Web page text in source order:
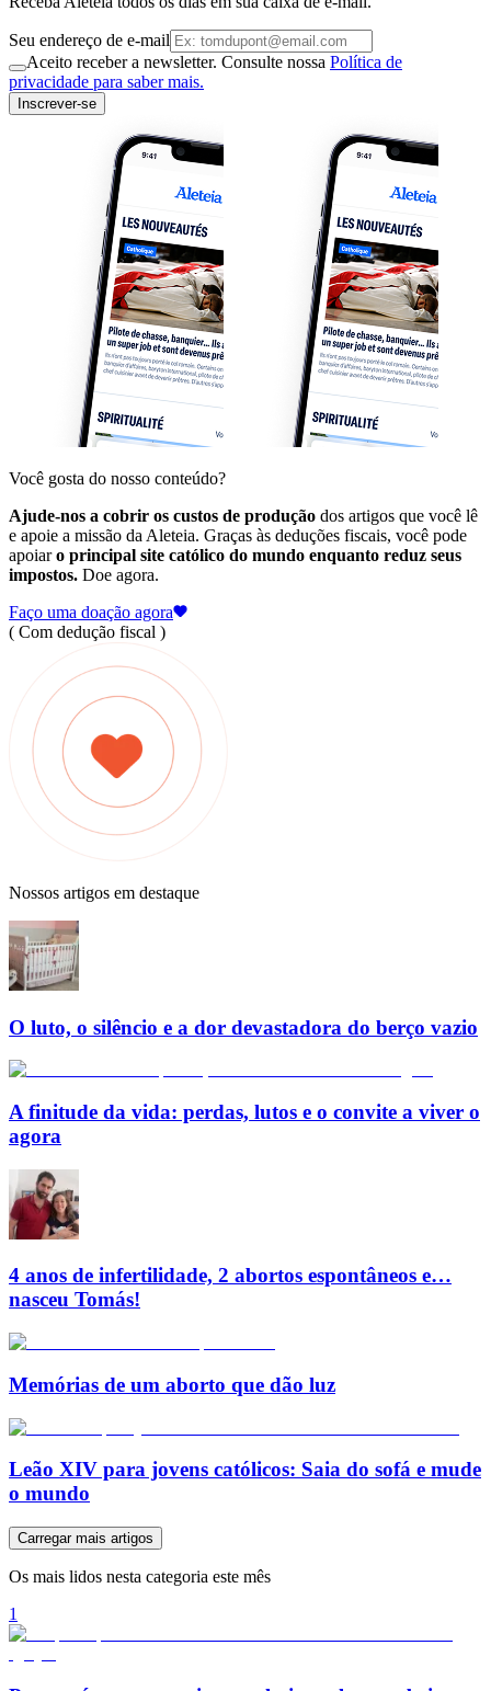
Seu endereço de e-mail
Aceito receber a newsletter. Consulte nossa Política de
privacidade para saber mais.
Inscrever-se
Você gosta do nosso conteúdo?
Ajude-nos a cobrir os custos de produção dos artigos que você lê
e apoie a missão da Aleteia. Graças às deduções fiscais, você pode
apoiaro principal site católico do mundo enquanto reduz seus
impostos. Doe agora.
Faço uma doação agora
( Com dedução fiscal )
Nossos artigos em destaque
O luto, o silêncio e a dor devastadora do berço vazio
A finitude da vida: perdas, lutos e o convite a viver o
agora
4 anos de infertilidade, 2 abortos espontâneos e…
nasceu Tomás!
Memórias de um aborto que dão luz
Leão XIV para jovens católicos: Saia do sofá e mude
o mundo
Carregar mais artigos
Os mais lidos nesta categoria este mês
1